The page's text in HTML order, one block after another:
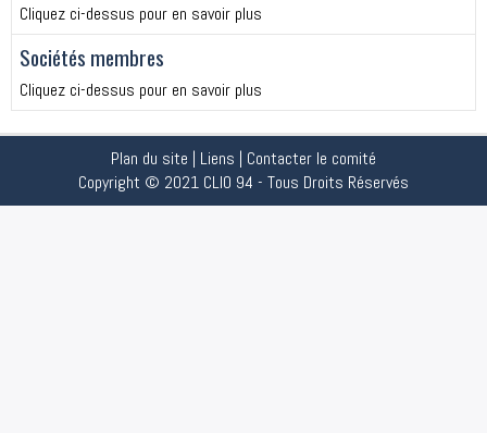
Cliquez ci-dessus pour en savoir plus
Sociétés membres
Cliquez ci-dessus pour en savoir plus
Plan du site | Liens | Contacter le comité
Copyright © 2021 CLIO 94 - Tous Droits Réservés